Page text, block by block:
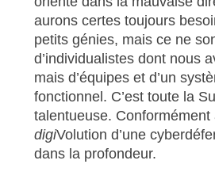
aurons certes toujours
petits génies, mais ce ne
d’individualistes dont nous
mais d’équipes et d’un
fonctionnel. C’est toute la
talentueuse. Conformément
digiVolution d’une
dans la profondeur.